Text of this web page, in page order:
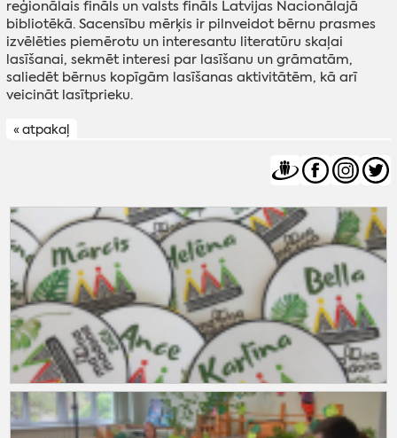
reģionālais fināls un valsts fināls Latvijas Nacionālajā
bibliotēkā. Sacensību mērķis ir pilnveidot bērnu prasmes
izvēlēties piemērotu un interesantu literatūru skaļai
lasīšanai, sekmēt interesi par lasīšanu un grāmatām,
saliedēt bērnus kopīgām lasīšanas aktivitātēm, kā arī
veicināt lasītprieku.
« atpakaļ